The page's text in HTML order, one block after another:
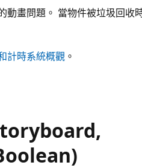
動畫問題。 當物件被垃圾回收
計時系統概觀 。